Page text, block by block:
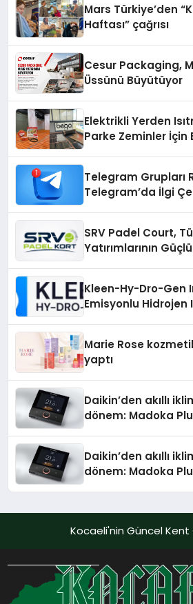
Mars Türkiye’den
Haftası” çağrısı
Cesur Packaging,
Üssünü Büyütüyor
Elektrikli Yerden
Parke Zeminler İçin
Telegram Grupları
Telegram’da İlgi
SRV Padel Court,
Yatırımlarının
Kleen-Hy-Dro-Gen
Emisyonlu Hidrojen
Marie Rose
yaptı
Daikin’den akıllı
dönem: Madoka
Daikin’den akıllı
dönem: Madoka
Kocaeli'nin Güncel